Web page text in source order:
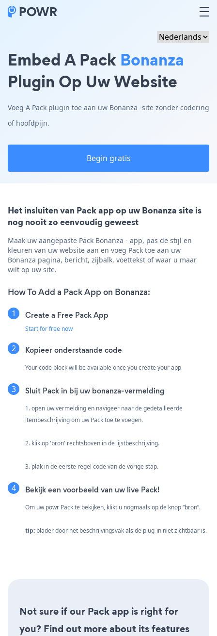
Embed A Pack Bonanza
Plugin Op Uw Website
Voeg A Pack plugin toe aan uw Bonanza -site zonder codering
of hoofdpijn.
Begin gratis
Het insluiten van Pack app op uw Bonanza site is
nog nooit zo eenvoudig geweest
Maak uw aangepaste Pack Bonanza - app, pas de stijl en
kleuren van uw website aan en voeg Pack toe aan uw
Bonanza pagina, bericht, zijbalk, voettekst of waar u maar
wilt op uw site.
How To Add a Pack App on Bonanza:
Create a Free Pack App
Start for free now
Kopieer onderstaande code
Your code block will be available once you create your app
Sluit Pack in bij uw bonanza-vermelding
1. open uw vermelding en navigeer naar de gedetailleerde
itembeschrijving om uw Pack toe te voegen.
2. klik op 'bron' rechtsboven in de lijstbeschrijving.
3. plak in de eerste regel code van de vorige stap.
Bekijk een voorbeeld van uw live Pack!
Om uw powr Pack te bekijken, klikt u nogmaals op de knop “bron”.
tip: blader door het beschrijvingsvak als de plug-in niet zichtbaar is.
Not sure if our Pack app is right for
you? Find out more about its features